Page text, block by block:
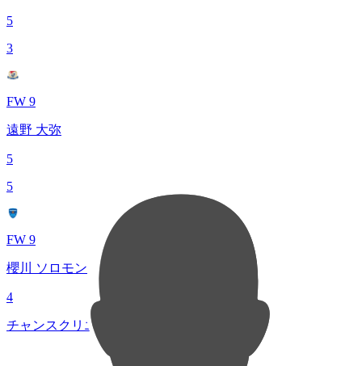
5
3
FW 9
遠野 大弥
5
5
FW 9
櫻川 ソロモン
4
チャンスクリエイト総数